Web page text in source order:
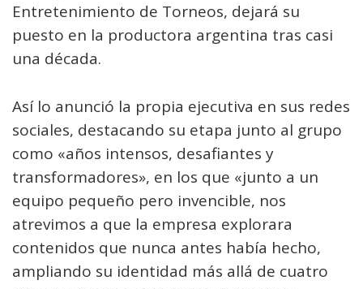
Entretenimiento de Torneos, dejará su
puesto en la productora argentina tras casi
una década.
Así lo anunció la propia ejecutiva en sus redes
sociales, destacando su etapa junto al grupo
como «años intensos, desafiantes y
transformadores», en los que «junto a un
equipo pequeño pero invencible, nos
atrevimos a que la empresa explorara
contenidos que nunca antes había hecho,
ampliando su identidad más allá de cuatro